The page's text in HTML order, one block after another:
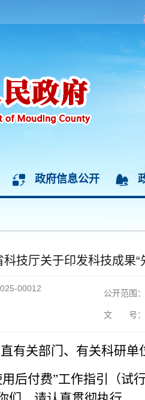
政府信息公开
科技厅关于印发科技成果
00012 公开范围
文 号：
有关部门、有关科研单
用后付费”工作指引（试